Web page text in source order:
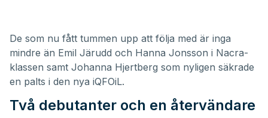
De som nu fått tummen upp att följa med är inga
mindre än Emil Järudd och Hanna Jonsson i Nacra-
klassen samt Johanna Hjertberg som nyligen säkrade
en palts i den nya iQFOiL.
Två debutanter och en återvändare